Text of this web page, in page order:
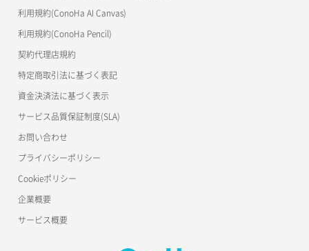
利用規約(ConoHa AI Canvas)
利用規約(ConoHa Pencil)
契約代理店規約
特定商取引法に基づく表記
資金決済法に基づく表示
サービス品質保証制度(SLA)
お問い合わせ
プライバシーポリシー
Cookieポリシー
企業概要
サービス概要